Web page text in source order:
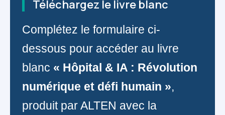
Téléchargez le livre blanc
Complétez le formulaire ci-
dessous pour accéder au livre
blanc « Hôpital & IA : Révolution
numérique et défi humain »,
produit par ALTEN avec la